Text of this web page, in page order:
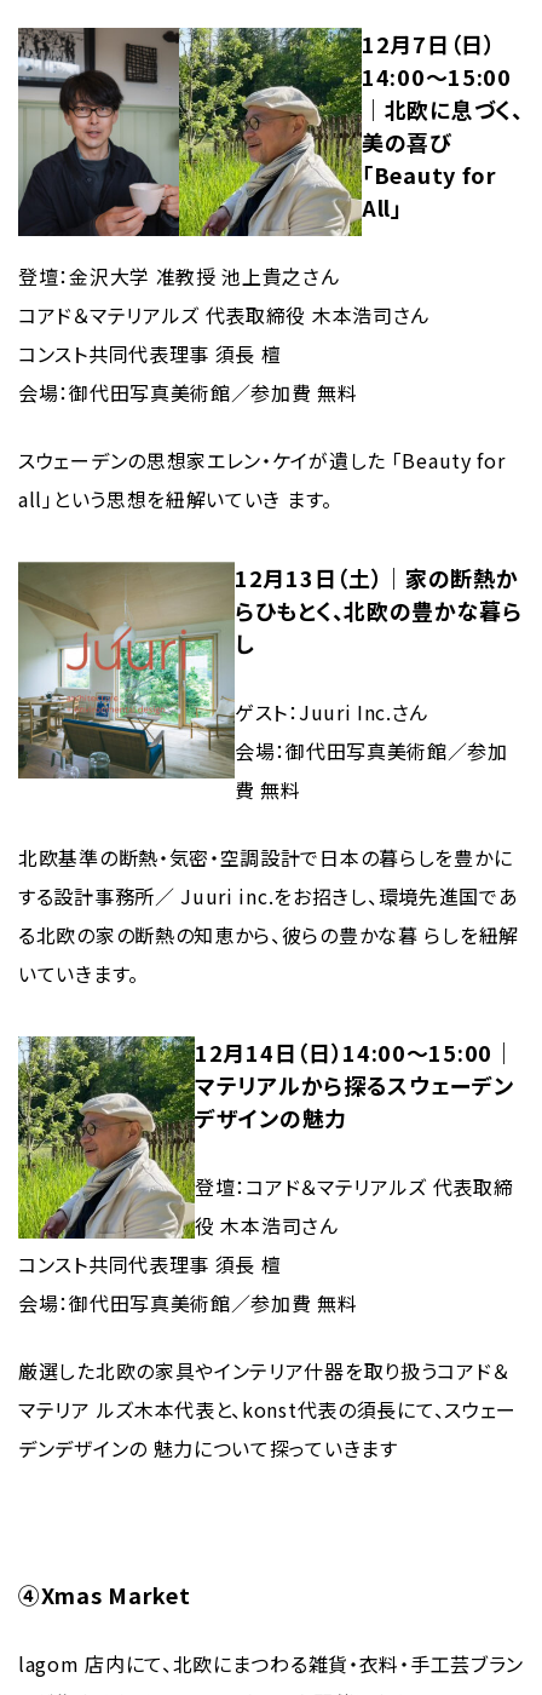
12月7日（日）
14:00〜15:00
｜北欧に息づく、
美の喜び
「Beauty for
All」
登壇：金沢大学 准教授 池上貴之さん
コアド＆マテリアルズ 代表取締役 木本浩司さん
コンスト共同代表理事 須長 檀
会場：御代田写真美術館／参加費 無料
スウェーデンの思想家エレン・ケイが遺した 「Beauty for
all」という思想を紐解いていき ます。
12月13日（土）｜家の断熱か
らひもとく、北欧の豊かな暮ら
し
ゲスト：Juuri Inc.さん
会場：御代田写真美術館／参加
費 無料
北欧基準の断熱・気密・空調設計で日本の暮らしを豊かに
する設計事務所／ Juuri inc.をお招きし、環境先進国であ
る北欧の家の断熱の知恵から、彼らの豊かな暮 らしを紐解
いていきます。
12月14日（日）14:00〜15:00｜
マテリアルから探るスウェーデン
デザインの魅力
登壇：コアド＆マテリアルズ 代表取締
役 木本浩司さん
コンスト共同代表理事 須長 檀
会場：御代田写真美術館／参加費 無料
厳選した北欧の家具やインテリア什器を取り扱うコアド＆
マテリア ルズ木本代表と、konst代表の須長にて、スウェー
デンデザインの 魅力について探っていきます
④Xmas Market
lagom 店内にて、北欧にまつわる雑貨・衣料・手工芸ブラン